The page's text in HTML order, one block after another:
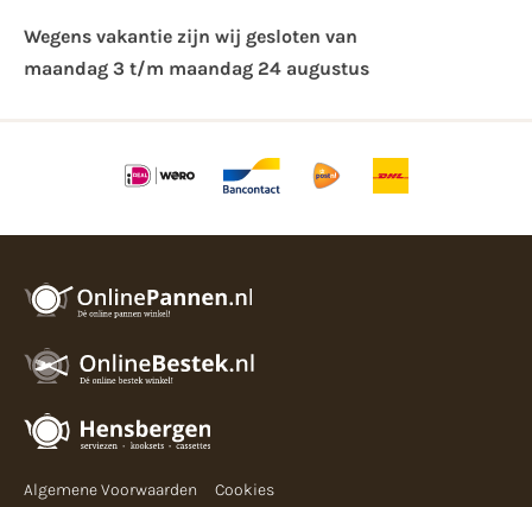
Wegens vakantie zijn wij gesloten van ​
maandag 3 t/m maandag 24 augustus
Algemene Voorwaarden Cookies